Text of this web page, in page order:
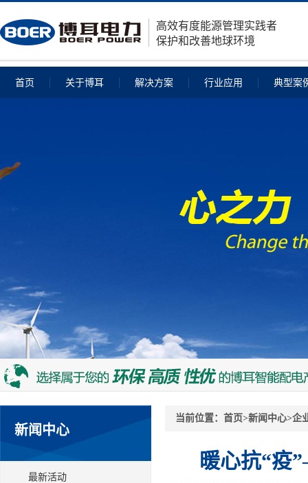
高效有度能源管理实践者
保护和改善地球环境
首页 关于博耳 解决方案 行业应用 典型案
新闻中心
最新活动
当前位置： 首页>新闻中心>企
暖心抗“疫